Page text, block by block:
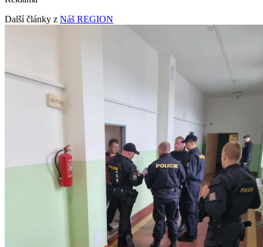
Další články z Náš REGION